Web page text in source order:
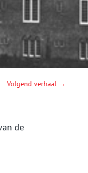
Volgend verhaal →
de